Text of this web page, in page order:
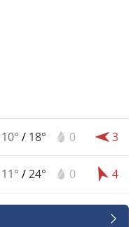
10° / 18° 0 3
11° /24° 0 4